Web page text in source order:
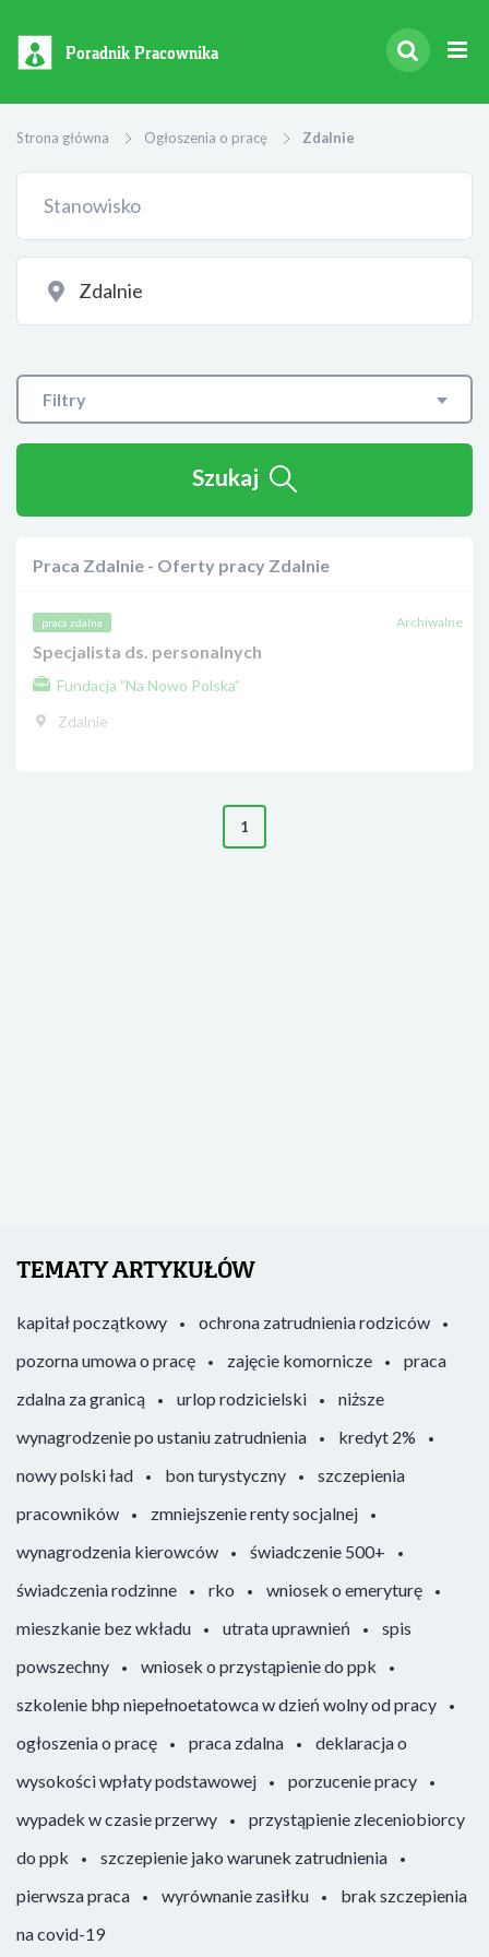
Poradnik Pracownika
Strona główna Ogłoszenia o pracę Zdalnie
Filtry
Szukaj
Praca Zdalnie - Oferty pracy Zdalnie
Specjalista ds. personalnych
praca zdalna
Fundacja ”Na Nowo Polska”
Zdalnie
Archiwalne
1
TEMATY ARTYKUŁÓW
kapitał początkowy
ochrona zatrudnienia rodziców
pozorna umowa o pracę
zajęcie komornicze
praca
zdalna za granicą
urlop rodzicielski
niższe
wynagrodzenie po ustaniu zatrudnienia
kredyt 2%
nowy polski ład
bon turystyczny
szczepienia
pracowników
zmniejszenie renty socjalnej
wynagrodzenia kierowców
świadczenie 500+
świadczenia rodzinne
rko
wniosek o emeryturę
mieszkanie bez wkładu
utrata uprawnień
spis
powszechny
wniosek o przystąpienie do ppk
szkolenie bhp niepełnoetatowca w dzień wolny od pracy
ogłoszenia o pracę
praca zdalna
deklaracja o
wysokości wpłaty podstawowej
porzucenie pracy
wypadek w czasie przerwy
przystąpienie zleceniobiorcy
do ppk
szczepienie jako warunek zatrudnienia
pierwsza praca
wyrównanie zasiłku
brak szczepienia
na covid-19